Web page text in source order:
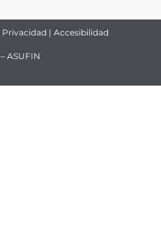
| Accesibilidad
ASUFIN